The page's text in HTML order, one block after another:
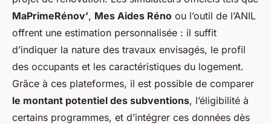
MaPrimeRénov’, Mes Aides Réno ou l’outil de l’ANIL
offrent une estimation personnalisée : il suffit
d’indiquer la nature des travaux envisagés, le profil
des occupants et les caractéristiques du logement.
Grâce à ces plateformes, il est possible de comparer
le montant potentiel des subventions, l’éligibilité à
certains programmes, et d’intégrer ces données dès